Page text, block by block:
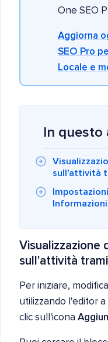
One SEO
Aggiorna
SEO Pro
Locale e
In
sull'attività
Visualizzazione
sull'attività
Per iniziare,
utilizzando l'editor a
clic sull'icona